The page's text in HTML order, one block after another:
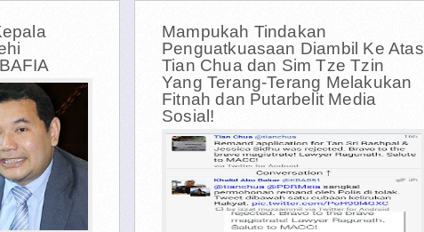
Mampukah Tindakan
Penguatkuasaan Diambil Ke Atas
Tian Chua dan Sim Tze Tzin
Yang Terang-Terang Melakukan
Fitnah dan Putarbelit Media
Sosial!